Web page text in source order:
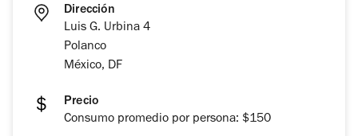
Dirección
Luis G. Urbina 4
Polanco
México, DF
Precio
Consumo promedio por persona: $150